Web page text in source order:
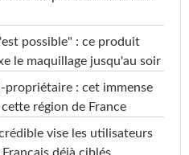
possible" : ce produit
le maquillage jusqu'au soir
: cet immense
région de France
vise les utilisateurs